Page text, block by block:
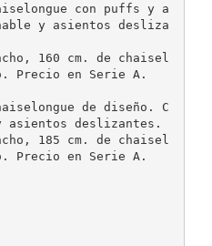
con puffs y a
y asientos desliza
160 cm. de chaisel
Precio en Serie A.
de diseño. C
asientos deslizantes.
185 cm. de chaisel
Precio en Serie A.